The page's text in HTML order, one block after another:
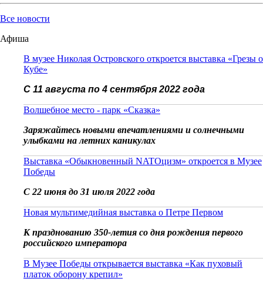
Все новости
Афиша
В музее Николая Островского откроется выставка «Грезы о
Кубе»
С 11 августа по 4 сентября 2022 года
Волшебное место - парк «Сказка»
Заряжайтесь новыми впечатлениями и солнечными
улыбками на летних каникулах
Выставка «Обыкновенный NATOцизм» откроется в Музее
Победы
С 22 июня до 31 июля 2022 года
Новая мультимедийная выставка о Петре Первом
К празднованию 350-летия со дня рождения первого
российского императора
В Музее Победы открывается выставка «Как пуховый
платок оборону крепил»